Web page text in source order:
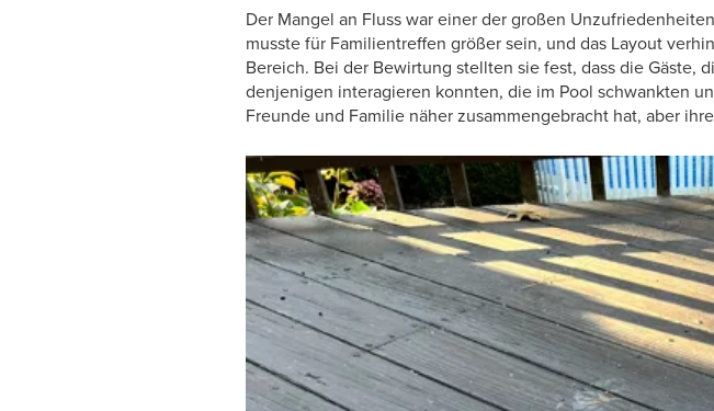
Der Mangel an Fluss war einer der großen
musste für Familientreffen größer sein, und das Layout
Bereich. Bei der Bewirtung stellten sie fest, dass die Gäste,
denjenigen interagieren konnten, die im Pool schwankten
Freunde und Familie näher zusammengebracht hat, aber